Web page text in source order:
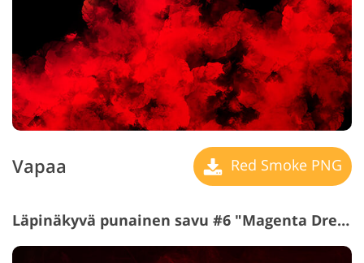
Vapaa Red Smoke PNG
Läpinäkyvä punainen savu #6 "Magenta Dreams"